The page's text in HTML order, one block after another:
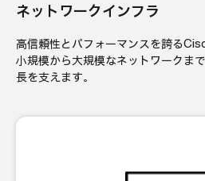
ネットワークインフラ
高信頼性とパフォーマンスを誇る
小規模から大規模なネットワークまで
長を支えます。